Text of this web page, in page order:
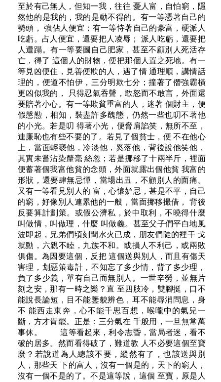
至於有己無人，但知一我，往往 憂人富，自怕窮，隱
然他的是我的，我的是動不得的。有一等憑著自己的
勢頭， 強佔人便宜；有一等恃著自己的豪富，硬派人
吃虧。占人便宜，還要把人凌辱； 派人吃虧，還要把
人遭蹋。有一等要圖自己肥家，甚至不顧別人死活存
亡，得了 這個人的財物，便把那個人置之死地。有一
等見凶便住，見善便欺的人，遇了情 通理順，講情話
理的，便道不怕伊，三分明欺七分；撞著了僭強霸橫
更凶似我的， 只得忍氣吞聲，敢怒而不敢言，外面還
要賠著小心。有一等欺貧重富的人，迷著 個財主，便
假慇懃，相知，裝盡許多醜態，仍然一些也叨不著他
的小光。若是叨 得著小光，便脅肩諂笑，無所不至，
連廉恥也有些不要的了。若見了個貧士，便 不在他心
上，當面輕褻他，冷淡他，奚落他，背後說他笑他，
其實未嘗沾染釐毫 絲忽；若是挪移了十兩半斤，裡面
便蓄著個我富他貧的念頭，外面就露出個他貧 我富的
形狀，還要肆無忌憚，當場出丑，不顧別人的面痛。
又有一等看見別人的 富，心懷妒忌，甚是不平，自己
的窮，好像別人連累他的一般，當面挪移撮借， 背後
反要算計劃策。或假公濟私，於中取利，不曉得什麼
叫做情，叫做理，什麼 叫做義。甚至父子們平白地風
波即起，兄弟們頃刻間水火已成，朋友們陡的裡干 戈
就動，六親不睦，九族不和。或損人不利己，或兩敗
俱傷。為因要這個，反把 這個送與別人，而且有傷天
害理，划惡策毒計，不知忘了多少情，背了多少理，
負了多少義，單有自己而無別人。一世辛勞，並無片
刻之安，那有一時之樂？直 至四肢冷，雙腳挺，口不
能說長論短，目不能鑒貌辨色，耳不能尋消問息，身
不 能西走東奔，心不能千思百想，喉嚨中的氣兒一
斷，方才肯罷。正是：三分氣在 千般用，一旦無常萬
事休。 這等看起來，利令志昏，當局者迷，看不
破的居多。然而看得破了，難道教 人不必要這個至寶
麼？若說道為人總該不要，縱然有了，也該送與別
人，那些天 下的富人，沒有一個是的，天下的窮人，
沒有一個不是的了。不是這等說，這個 至寶，原是人